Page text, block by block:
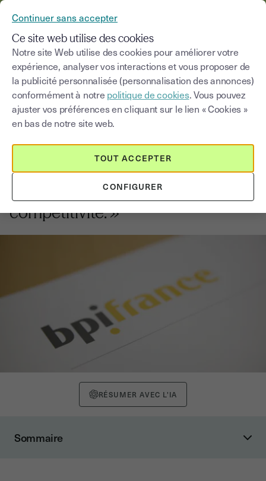
Blog
Choisir une catégorie Saisissez un terme
Bpifrance : « La transition
numérique est un enjeu majeur de
compétitivité. »
RÉSUMER AVEC L'IA
Sommaire
Continuer sans accepter
Ce site web utilise des cookies
Notre site Web utilise des cookies pour améliorer votre
expérience, analyser vos interactions et vous proposer de
la publicité personnalisée (personnalisation des annonces)
conformément à notre politique de cookies. Vous pouvez
ajuster vos préférences en cliquant sur le lien « Cookies »
en bas de notre site web.
CONFIGURER
TOUT ACCEPTER